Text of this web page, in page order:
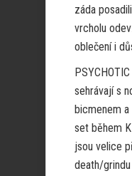
záda
vrcholu
oblečení i
sehrávají s
bicmenem a
set během
jsou velice
death/